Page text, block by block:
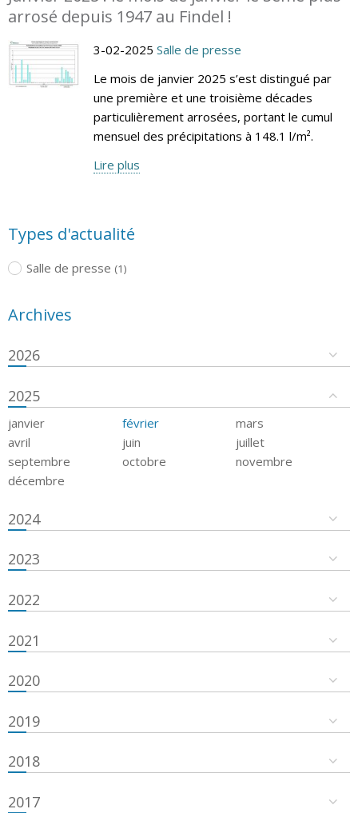
arrosé depuis 1947 au Findel !
3-02-2025 Salle de presse
Le mois de janvier 2025 s’est distingué par
une première et une troisième décades
particulièrement arrosées, portant le cumul
mensuel des précipitations à 148.1 l/m².
Lire plus
Types d'actualité
Salle de presse (1)
Archives
2026
2025
janvier février
mars
avril
juin
juillet
septembre
octobre
novembre
décembre
2024
2023
2022
2021
2020
2019
2018
2017